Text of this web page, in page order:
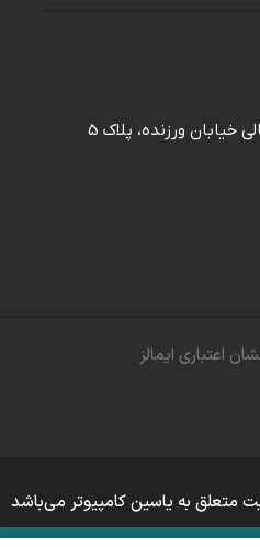
تهران، خیابان بهار شمالی خيابان ورزنده، پلاک 5
متعلق به یاسین کامپیوتر می‌باشد